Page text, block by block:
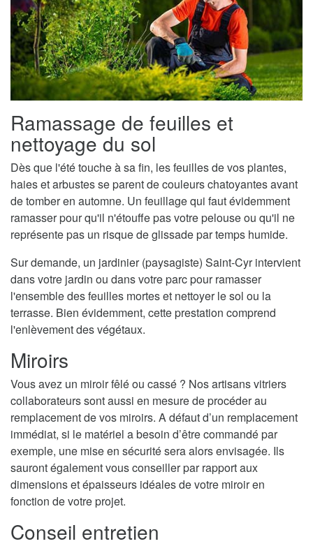
Ramassage de feuilles et
nettoyage du sol
Dès que l'été touche à sa fin, les feuilles de vos plantes,
haies et arbustes se parent de couleurs chatoyantes avant
de tomber en automne. Un feuillage qui faut évidemment
ramasser pour qu'il n'étouffe pas votre pelouse ou qu'il ne
représente pas un risque de glissade par temps humide.
Sur demande, un jardinier (paysagiste) Saint-Cyr intervient
dans votre jardin ou dans votre parc pour ramasser
l'ensemble des feuilles mortes et nettoyer le sol ou la
terrasse. Bien évidemment, cette prestation comprend
l'enlèvement des végétaux.
Miroirs
Vous avez un miroir fêlé ou cassé ? Nos artisans vitriers
collaborateurs sont aussi en mesure de procéder au
remplacement de vos miroirs. A défaut d’un remplacement
immédiat, si le matériel a besoin d’être commandé par
exemple, une mise en sécurité sera alors envisagée. Ils
sauront également vous conseiller par rapport aux
dimensions et épaisseurs idéales de votre miroir en
fonction de votre projet.
Conseil entretien